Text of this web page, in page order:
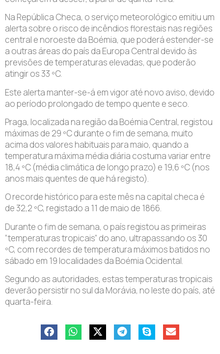
Na República Checa, o serviço meteorológico emitiu um
alerta sobre o risco de incêndios florestais nas regiões
central e noroeste da Boémia, que poderá estender-se
a outras áreas do país da Europa Central devido às
previsões de temperaturas elevadas, que poderão
atingir os 33 ºC.
Este alerta manter-se-á em vigor até novo aviso, devido
ao período prolongado de tempo quente e seco.
Praga, localizada na região da Boémia Central, registou
máximas de 29 ºC durante o fim de semana, muito
acima dos valores habituais para maio, quando a
temperatura máxima média diária costuma variar entre
18,4 ºC (média climática de longo prazo) e 19,6 ºC (nos
anos mais quentes de que há registo).
O recorde histórico para este mês na capital checa é
de 32,2 ºC, registado a 11 de maio de 1866.
Durante o fim de semana, o país registou as primeiras
“temperaturas tropicais” do ano, ultrapassando os 30
ºC, com recordes de temperatura máximos batidos no
sábado em 19 localidades da Boémia Ocidental.
Segundo as autoridades, estas temperaturas tropicais
deverão persistir no sul da Morávia, no leste do país, até
quarta-feira.